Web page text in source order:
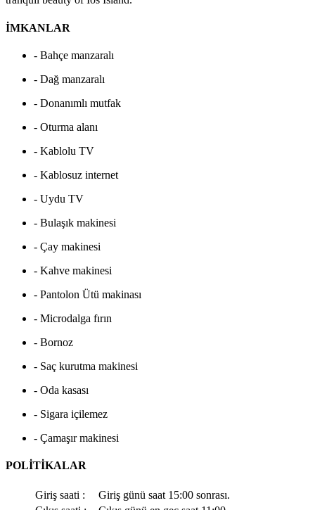
İMKANLAR
- Bahçe manzaralı
- Dağ manzaralı
- Donanımlı mutfak
- Oturma alanı
- Kablolu TV
- Kablosuz internet
- Uydu TV
- Bulaşık makinesi
- Çay makinesi
- Kahve makinesi
- Pantolon Ütü makinası
- Microdalga fırın
- Bornoz
- Saç kurutma makinesi
- Oda kasası
- Sigara içilemez
- Çamaşır makinesi
POLİTİKALAR
Giriş saati :
Giriş günü saat 15:00 sonrası.